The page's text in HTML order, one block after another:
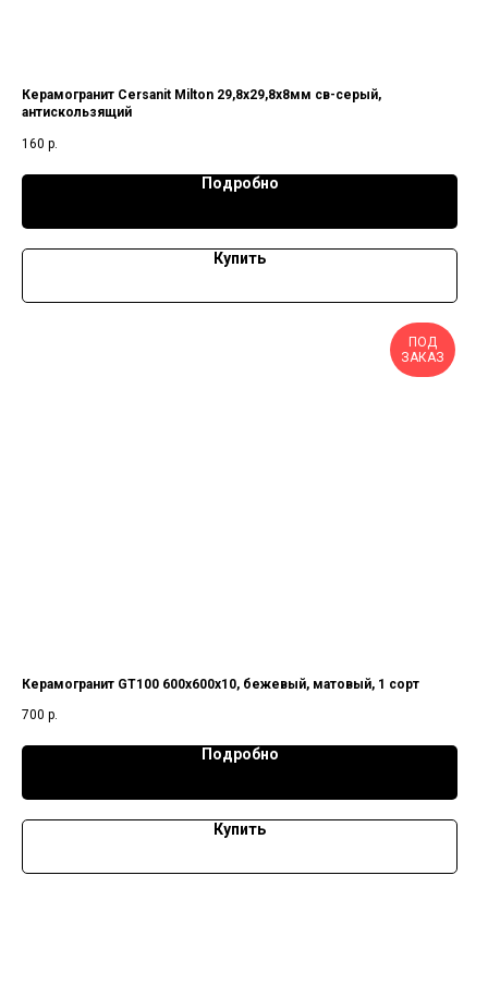
Керамогранит Cersanit Milton 29,8x29,8х8мм св-серый,
антискользящий
160 р.
Подробно
Купить
ПОД
ЗАКАЗ
Керамогранит GT100 600х600х10, бежевый, матовый, 1 сорт
700 р.
Подробно
Купить